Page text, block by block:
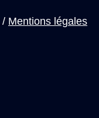
/ Mentions légales